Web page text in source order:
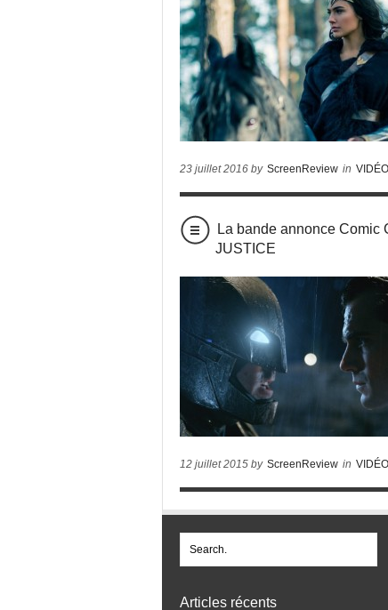
23 juillet 2016 by ScreenReview in
La bande annonce Comic
JUSTICE
12 juillet 2015 by ScreenReview in
Articles récents